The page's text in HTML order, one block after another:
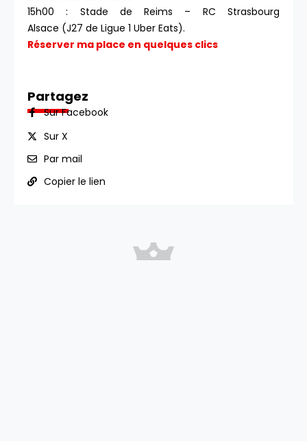
15h00 : Stade de Reims – RC Strasbourg
Alsace (J27 de Ligue 1 Uber Eats).
Réserver ma place en quelques clics
Partagez
Sur Facebook
Sur X
Par mail
Copier le lien